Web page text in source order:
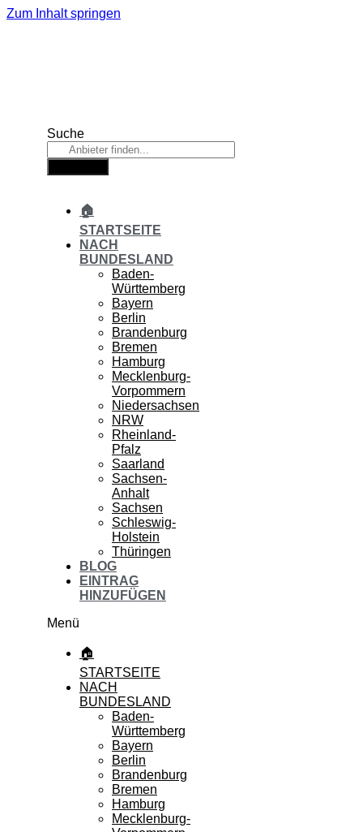
Zum Inhalt springen
Suche
🏠
STARTSEITE
NACH
BUNDESLAND
Baden-
Württemberg
Bayern
Berlin
Brandenburg
Bremen
Hamburg
Mecklenburg-
Vorpommern
Niedersachsen
NRW
Rheinland-
Pfalz
Saarland
Sachsen-
Anhalt
Sachsen
Schleswig-
Holstein
Thüringen
BLOG
EINTRAG
HINZUFÜGEN
Menü
🏠
STARTSEITE
NACH
BUNDESLAND
Baden-
Württemberg
Bayern
Berlin
Brandenburg
Bremen
Hamburg
Mecklenburg-